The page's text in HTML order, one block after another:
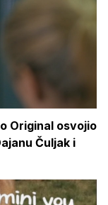
Original osvojio
Čuljak i